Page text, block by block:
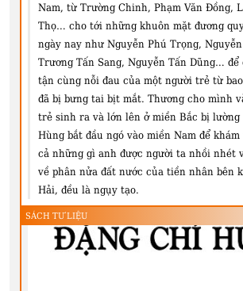
Nam, từ Trường Chinh, Phạm Văn Đồng,
Thọ… cho tới những khuôn mặt đương
ngày nay như Nguyễn Phú Trọng,
Trương Tấn Sang, Nguyễn Tấn Dũng… để
tận cùng nỗi đau của một người trẻ từ
đã bị bưng tai bịt mắt. Thương cho mình
trẻ sinh ra và lớn lên ở miền Bắc bị lường
Hùng bắt đầu ngó vào miền Nam để
cả những gì anh được người ta nhồi nhét
về phân nửa đất nước của tiền nhân bên
Hải, đều là ngụy tạo.
SÁCH TƯ LIỆU